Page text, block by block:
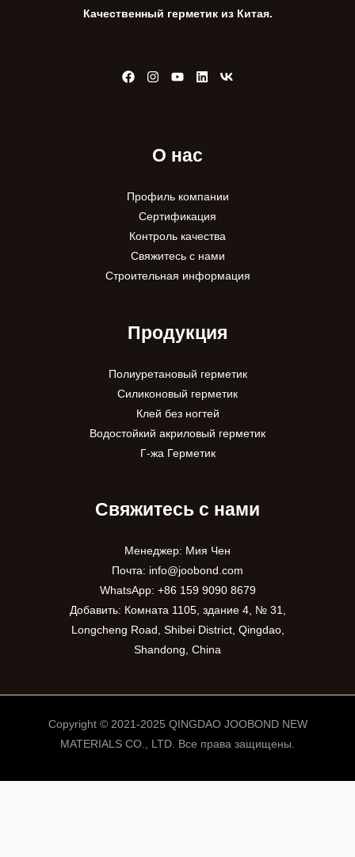
Качественный герметик из Китая.
О нас
Профиль компании
Сертификация
Контроль качества
Свяжитесь с нами
Строительная информация
Продукция
Полиуретановый герметик
Силиконовый герметик
Клей без ногтей
Водостойкий акриловый герметик
Г-жа Герметик
Свяжитесь с нами
Менеджер: Мия Чен
Почта: info@joobond.com
WhatsApp: +86 159 9090 8679
Добавить: Комната 1105, здание 4, № 31,
Longcheng Road, Shibei District, Qingdao,
Shandong, China
Copyright © 2021-2025 QINGDAO JOOBOND NEW
MATERIALS CO., LTD. Все права защищены.